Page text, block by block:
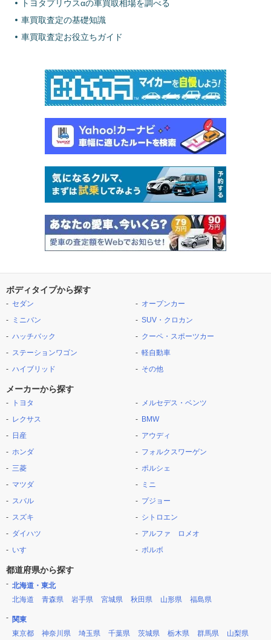
トヨタプリウスαの車買取相場を調べる
車買取査定の基礎知識
車買取査定お役立ちガイド
ボディタイプから探す
セダン
ミニバン
ハッチバック
ステーションワゴン
ハイブリッド
オープンカー
SUV・クロカン
クーペ・スポーツカー
軽自動車
その他
メーカーから探す
トヨタ
レクサス
日産
ホンダ
三菱
マツダ
スバル
スズキ
ダイハツ
いすゞ
メルセデス・ベンツ
BMW
アウディ
フォルクスワーゲン
ポルシェ
ミニ
プジョー
シトロエン
アルファ ロメオ
ボルボ
都道府県から探す
北海道・東北
北海道
青森県 岩手県 宮城県 秋田県 山形県 福島県
関東
東京都
神奈川県 埼玉県 千葉県 茨城県 栃木県 群馬県 山梨県